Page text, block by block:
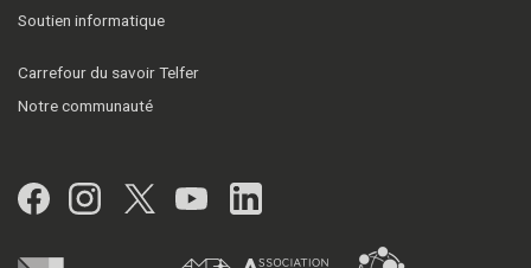
Soutien informatique
Carrefour du savoir Telfer
Notre communauté
Facebook
Instagram
Twitter
YouTubeLinkedIn